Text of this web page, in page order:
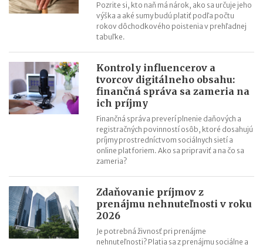
Pozrite si, kto naň má nárok, ako sa určuje jeho
výška a aké sumy budú platiť podľa počtu
rokov dôchodkového poistenia v prehľadnej
tabuľke.
Kontroly influencerov a
tvorcov digitálneho obsahu:
finančná správa sa zameria na
ich príjmy
Finančná správa preverí plnenie daňových a
registračných povinností osôb, ktoré dosahujú
príjmy prostredníctvom sociálnych sietí a
online platforiem. Ako sa pripraviť a na čo sa
zameria?
Zdaňovanie príjmov z
prenájmu nehnuteľnosti v roku
2026
Je potrebná živnosť pri prenájme
nehnuteľnosti? Platia sa z prenájmu sociálne a